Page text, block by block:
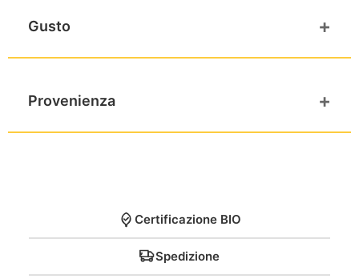
Gusto +
Provenienza +
Certificazione BIO
Spedizione